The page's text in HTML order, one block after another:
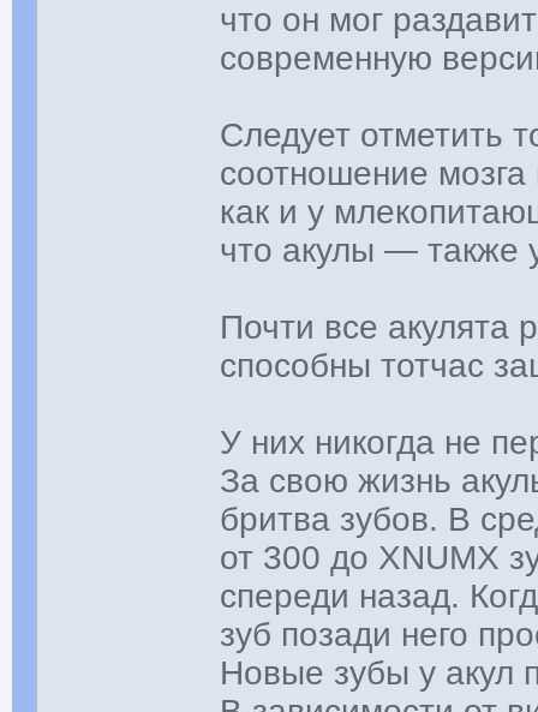
что он мог
современную
Следует отметить
соотношение мозга
как и у
что акулы — также
Почти все акулята
способны тотчас
У них никогда не
За свою жизнь
бритва зубов. В
от 300 до XNUMX
спереди назад.
зуб позади него
Новые зубы у акул